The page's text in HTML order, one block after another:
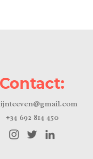
Contact:
+34 692 814 450